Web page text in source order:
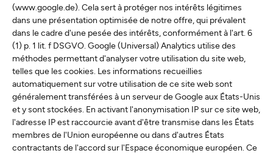
(www.google.de). Cela sert à protéger nos intérêts légitimes
dans une présentation optimisée de notre offre, qui prévalent
dans le cadre d'une pesée des intérêts, conformément à l'art. 6
(1) p. 1 lit. f DSGVO. Google (Universal) Analytics utilise des
méthodes permettant d'analyser votre utilisation du site web,
telles que les cookies. Les informations recueillies
automatiquement sur votre utilisation de ce site web sont
généralement transférées à un serveur de Google aux États-Unis
et y sont stockées. En activant l'anonymisation IP sur ce site web,
l'adresse IP est raccourcie avant d'être transmise dans les États
membres de l'Union européenne ou dans d'autres États
contractants de l'accord sur l'Espace économique européen. Ce